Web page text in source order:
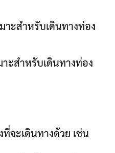
าะสำหรับเดินทางท่อง
าะสำหรับเดินทางท่อง
จะเดินทางด้วย เช่น